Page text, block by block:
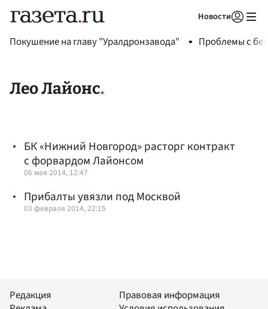
Новости
Покушение на главу "Уралдронзавода" Проблемы с
Лео Лайонс
БК «Нижний Новгород» расторг контракт
с форвардом Лайонсом
06 мая 2014, 12:47
Прибалты увязли под Москвой
03 февраля 2014, 22:15
Редакция
Правовая информация